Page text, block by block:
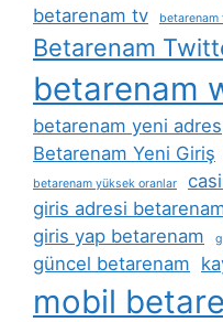
betarenam tv
Betarenam
betarenam
betarenam yeni adres
Betarenam Yeni Giriş
betarenam yüksek oranlar
giris adresi
giris yap betarenam
güncel betarenam
mobil